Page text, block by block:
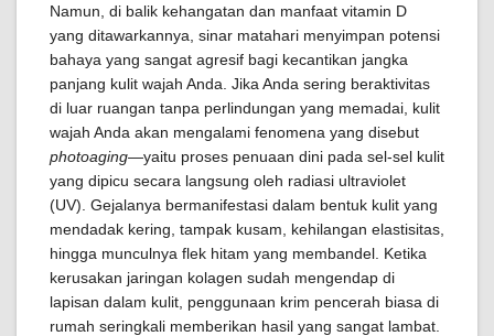
Namun, di balik kehangatan dan manfaat vitamin D
yang ditawarkannya, sinar matahari menyimpan potensi
bahaya yang sangat agresif bagi kecantikan jangka
panjang kulit wajah Anda. Jika Anda sering beraktivitas
di luar ruangan tanpa perlindungan yang memadai, kulit
wajah Anda akan mengalami fenomena yang disebut
photoaging—yaitu proses penuaan dini pada sel-sel kulit
yang dipicu secara langsung oleh radiasi ultraviolet
(UV). Gejalanya bermanifestasi dalam bentuk kulit yang
mendadak kering, tampak kusam, kehilangan elastisitas,
hingga munculnya flek hitam yang membandel. Ketika
kerusakan jaringan kolagen sudah mengendap di
lapisan dalam kulit, penggunaan krim pencerah biasa di
rumah seringkali memberikan hasil yang sangat lambat.